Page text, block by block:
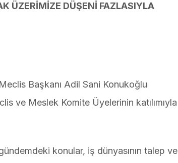
ÜZERİMİZE DÜŞENİ FAZLASIYLA
Başkanı Adil Sani Konukoğlu
ve Meslek Komite Üyelerinin katılımıyla
konular, iş dünyasının talep ve